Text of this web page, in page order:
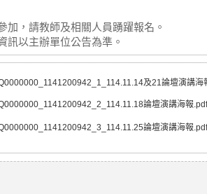
加，請教師及相關人員踴躍報名。
訊以主辦單位公告為準。
及21論壇演講海
論壇演講海報.pdf
論壇演講海報.pdf